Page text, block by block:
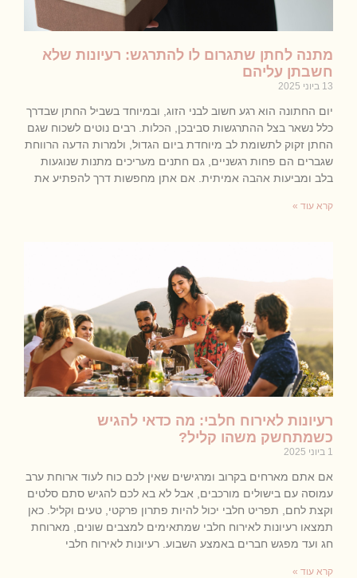
מתנה לחתן שתגרום לו להתרגש: רעיונות שלא
חשבתן עליהם
13 ביוני 2025
יום החתונה הוא רגע חשוב לבני הזוג, ובמיוחד בשביל החתן שבדרך
כלל נשאר בצל ההתרגשות סביבכן, הכלות. רבים נוטים לשכוח שגם
החתן זקוק לתשומת לב מיוחדת ביום הגדול, ולמרות הדעה הרווחת
שגברים הם פחות רגשניים, גם חתנים מעריכים מתנות שנוגעות
בלב ומביעות אהבה אמיתית. אם אתן מחפשות דרך להפתיע את
קרא עוד »
רעיונות לאירוח חלבי: מה כדאי להגיש
כשמתחשק משהו קליל?
1 ביוני 2025
אם אתם מארחים בקרוב ומרגישים שאין לכם כוח לעוד ארוחת ערב
עמוסה עם בישולים מורכבים, אבל לא בא לכם להגיש סתם סלטים
וקצת לחם, תפריט חלבי יכול להיות פתרון פרקטי, טעים וקליל. כאן
תמצאו רעיונות לאירוח חלבי שמתאימים למצבים שונים, מארוחת
חג ועד מפגש חברים באמצע השבוע. רעיונות לאירוח חלבי
קרא עוד »